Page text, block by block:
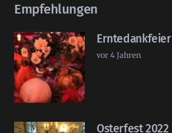
Empfehlungen
Erntedankfeier
vor 4 Jahren
Osterfest 2022